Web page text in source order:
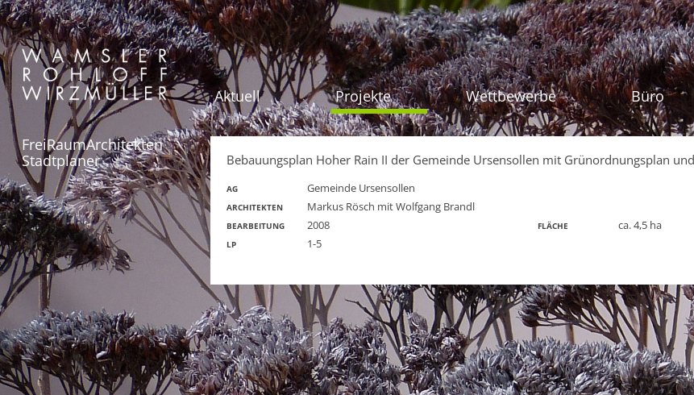
Zum Inhalt
Aktuell Projekte Wettbewerbe Büro
FreiRaumArchitekten
Stadtplaner
Bebauungsplan Hoher Rain II der Gemeinde Ursensollen mit Grünordnungsplan
AG Gemeinde Ursensollen
ARCHITEKTEN Markus Rösch mit Wolfgang Brandl
BEARBEITUNG 2008 FLÄCHE ca. 4,5 ha
LP 1-5